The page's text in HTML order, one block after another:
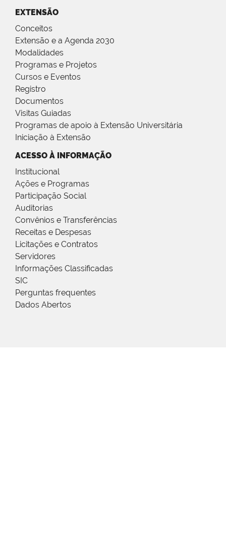
EXTENSÃO
Conceitos
Extensão e a Agenda 2030
Modalidades
Programas e Projetos
Cursos e Eventos
Registro
Documentos
Visitas Guiadas
Programas de apoio à Extensão Universitária
Iniciação à Extensão
ACESSO À INFORMAÇÃO
Institucional
Ações e Programas
Participação Social
Auditorias
Convênios e Transferências
Receitas e Despesas
Licitações e Contratos
Servidores
Informações Classificadas
SIC
Perguntas frequentes
Dados Abertos